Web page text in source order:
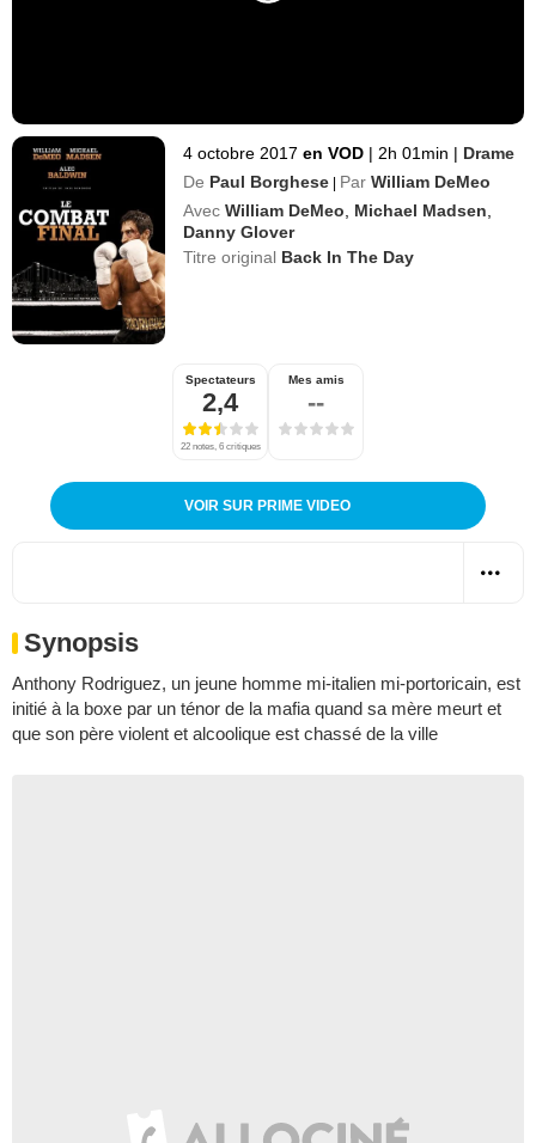
4 octobre 2017 en VOD | 2h 01min | Drame
De Paul Borghese | Par William DeMeo
Avec William DeMeo Michael Madsen
Danny Glover
Titre original Back In The Day
Spectateurs
2,4
22 notes, 6 critiques
Mes amis
--
VOIR SUR PRIME VIDEO
Synopsis
Anthony Rodriguez, un jeune homme mi-italien mi-portoricain, est
initié à la boxe par un ténor de la mafia quand sa mère meurt et
que son père violent et alcoolique est chassé de la ville